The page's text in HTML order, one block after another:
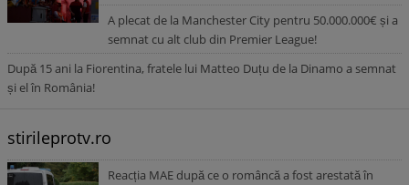
A plecat de la Manchester City pentru 50.000.000€ și a
semnat cu alt club din Premier League!
După 15 ani la Fiorentina, fratele lui Matteo Duțu de la Dinamo a semnat
și el în România!
stirileprotv.ro
Reacția MAE după ce o româncă a fost arestată în